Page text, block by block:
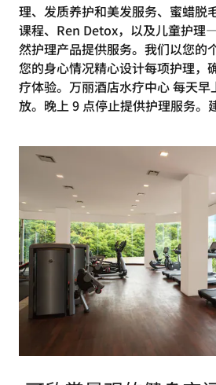
理、发质养护和美发服务、蜜蜡脱
课程、Ren Detox，以及儿童护
然护理产品提供服务。我们以您的
您的身心情况精心设计每项护理，
疗体验。万丽酒店水疗中心 每天早
放。晚上 9 点停止提供护理服务。